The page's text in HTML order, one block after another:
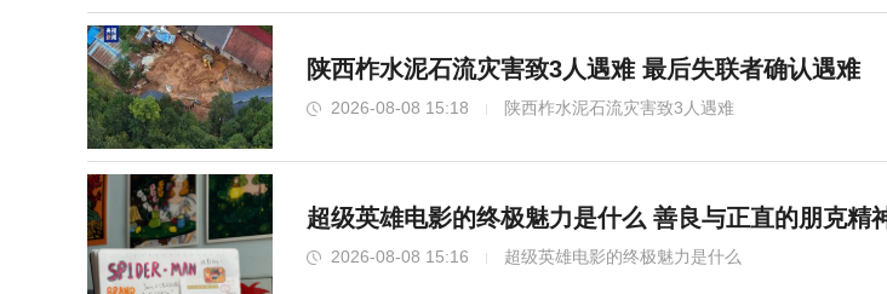
陕西柞水泥石流灾害致3人遇难 最后失联者确认遇难
2026-08-08 15:18 陕西柞水泥石流灾害致3人遇难
超级英雄电影的终极魅力是什么 善良与正直的朋克精
2026-08-08 15:16 超级英雄电影的终极魅力是什么